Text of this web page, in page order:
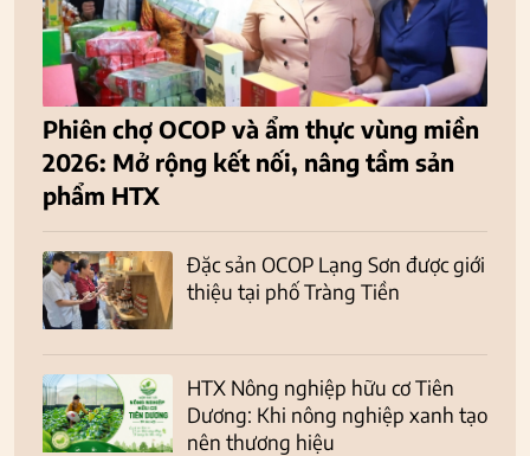
Phiên chợ OCOP và ẩm thực vùng miền
2026: Mở rộng kết nối, nâng tầm sản
phẩm HTX
Đặc sản OCOP Lạng Sơn được giới
thiệu tại phố Tràng Tiền
HTX Nông nghiệp hữu cơ Tiên
Dương: Khi nông nghiệp xanh tạo
nên thương hiệu